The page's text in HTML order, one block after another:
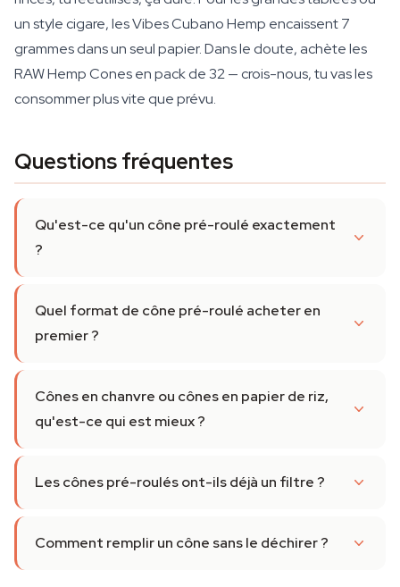
un style cigare, les Vibes Cubano Hemp encaissent 7
grammes dans un seul papier. Dans le doute, achète les
RAW Hemp Cones en pack de 32 — crois-nous, tu vas les
consommer plus vite que prévu.
Questions fréquentes
Qu'est-ce qu'un cône pré-roulé exactement
?
Quel format de cône pré-roulé acheter en
premier ?
Cônes en chanvre ou cônes en papier de riz,
qu'est-ce qui est mieux ?
Les cônes pré-roulés ont-ils déjà un filtre ?
Comment remplir un cône sans le déchirer ?